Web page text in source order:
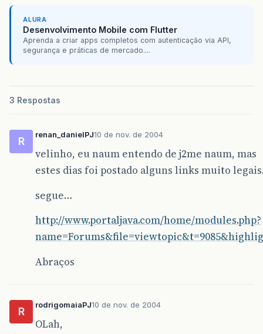
}[/ b]
this .tela.setCurrent(this. resultado
}
ALURA
Desenvolvimento Mobile com Flutter
Aprenda a criar apps completos com autenticação via API,
segurança e práticas de mercado....
3 Respostas
R
renan_danielPJ10 de nov. de 2004
velinho, eu naum entendo de j2me naum, mas
estes dias foi postado alguns links muito
segue…
http://www.portaljava.com/home/modules.php?
Abraços
R
rodrigomaiaPJ10 de nov. de 2004
OLah,